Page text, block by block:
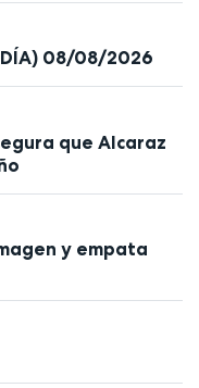
08/08/2026
que Alcaraz
y empata